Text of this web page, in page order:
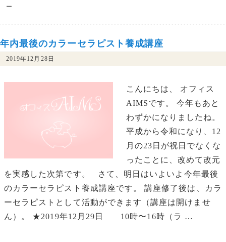
ー
年内最後のカラーセラピスト養成講座
2019年12月28日
こんにちは、 オフィス
AIMSです。 今年もあと
わずかになりましたね。
平成から令和になり、12
月の23日が祝日でなくな
ったことに、改めて改元
を実感した次第です。 さて、明日はいよいよ今年最後
のカラーセラピスト養成講座です。 講座修了後は、カラ
ーセラピストとして活動ができます（講座は開けませ
ん）。 ★2019年12月29日 10時〜16時（ラ …